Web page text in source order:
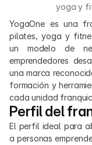
yoga y
YogaOne es una
pilates, yoga y
un modelo de
emprendedores
una marca
formación y
cada unidad
Perfil del
El perfil ideal para
a personas